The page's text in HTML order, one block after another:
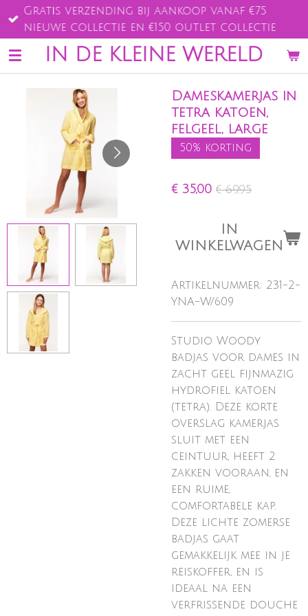
Ga
direct
naar
de
IN DE KLEINE WERELD
Gratis verzending bij aankoop vanaf €75
nieuwe collectie en €150 outlet collectie
Dameskamerjas in
tetra katoen,
felgeel, large
50% korting
€ 35,00 € 69,95
IN
WINKELWAGEN
Artikelnummer: 231-2-
YNA-W/609
Studio Woody
badjas voor dames in
zacht geel fijnmazig
hydrofiel katoen
(tetra). Deze korte
overslag kamerjas
sluit met een
ceintuur, heeft 2
zakken vooraan, en
een ruime,
comfortabele kap.
Deze lichte zomerse
badjas gaat
gemakkelijk mee in je
reiskoffer, en is
ideaal na een
verfrissende douche